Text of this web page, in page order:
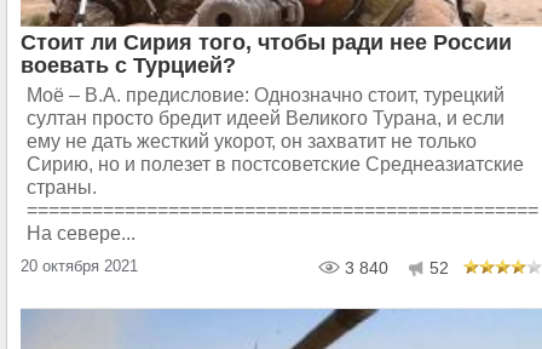
Стоит ли Сирия того, чтобы ради нее России
воевать с Турцией?
Моё – В.А. предисловие: Однозначно стоит, турецкий
султан просто бредит идеей Великого Турана, и если
ему не дать жесткий укорот, он захватит не только
Сирию, но и полезет в постсоветские Среднеазиатские
страны.
===============================================
На севере...
20 октября 2021 3 840 52